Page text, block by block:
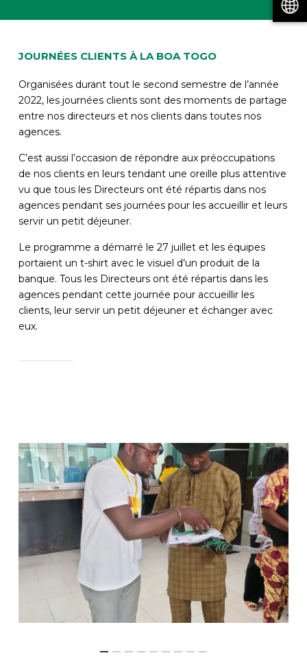
JOURNÉES CLIENTS À LA BOA TOGO
Organisées durant tout le second semestre de l’année
2022, les journées clients sont des moments de partage
entre nos directeurs et nos clients dans toutes nos
agences.
C’est aussi l’occasion de répondre aux préoccupations
de nos clients en leurs tendant une oreille plus attentive
vu que tous les Directeurs ont été répartis dans nos
agences pendant ses journées pour les accueillir et leurs
servir un petit déjeuner.
Le programme a démarré le 27 juillet et les équipes
portaient un t-shirt avec le visuel d’un produit de la
banque. Tous les Directeurs ont été répartis dans les
agences pendant cette journée pour accueillir les
clients, leur servir un petit déjeuner et échanger avec
eux.